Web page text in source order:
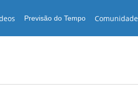
Previsão do Tempo Comunidade